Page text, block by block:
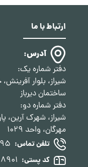
ارتباط با ما
آدرس:
دفتر شماره یک:
ساختمان دیرباز
دفتر شماره دو:
شیراز، شهرک آرین،
مهرگان، واحد 1029
تلفن تماس:
کد پستی: